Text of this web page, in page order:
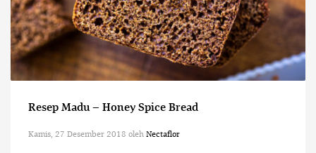
Resep Madu – Honey Spice Bread
Kamis, 27 Desember 2018 oleh Nectaflor